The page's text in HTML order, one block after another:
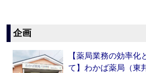
企画
【薬局業務の効率化
て】わかば薬局（東